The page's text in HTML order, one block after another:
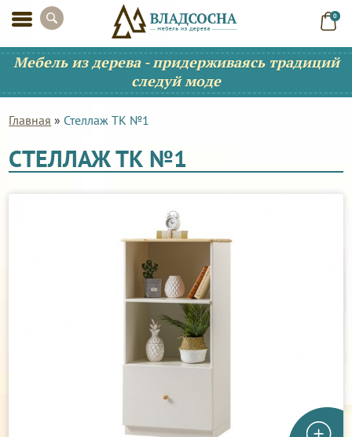
0
Мебель из дерева - придерживаясь традиций
следуй моде
Главная » Стеллаж ТК №1
СТЕЛЛАЖ ТК №1